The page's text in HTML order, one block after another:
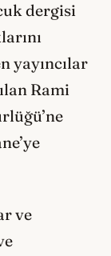
dergisi
yayıncılar
Rami
ve